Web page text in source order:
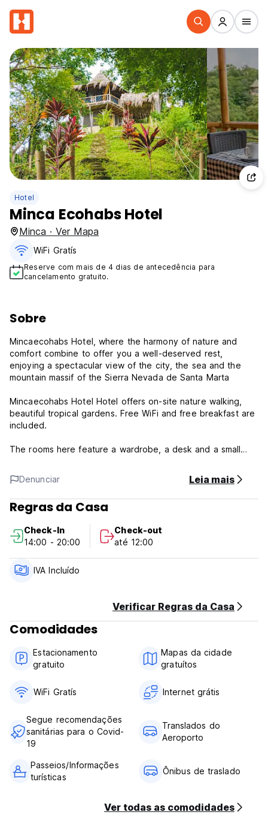
Hotel
Minca Ecohabs Hotel
Minca · Ver Mapa
WiFi Gratís
Reserve com mais de 4 dias de antecedência para
cancelamento gratuito.
Sobre
Mincaecohabs Hotel, where the harmony of nature and
comfort combine to offer you a well-deserved rest,
enjoying a spectacular view of the city, the sea and the
mountain massif of the Sierra Nevada de Santa Marta
Mincaecohabs Hotel Hotel offers on-site nature walking,
beautiful tropical gardens. Free WiFi and free breakfast are
included.
The rooms here feature a wardrobe, a desk and a small
private bathroom with a shower and toilet.
The tour desk can help guests arrange outings to local
sights, with Tayrona National Park located just 35 km away.
Mincaecohabs Hotel Hotel is 15 km from Santa Marta Town
Centre, while Simon Bolivar Airport can be reached in a 1-
hour drive.
Denunciar Leia mais
Regras da Casa
Check-In
14:00 - 20:00
Check-out
até 12:00
IVA Incluído
Verificar Regras da Casa
Comodidades
Estacionamento
gratuito
Mapas da cidade
gratuítos
WiFi Gratís Internet grátis
Segue recomendações
sanitárias para o Covid-
19
Translados do
Aeroporto
Passeios/Informações
turísticas
Ônibus de traslado
Ver todas as comodidades